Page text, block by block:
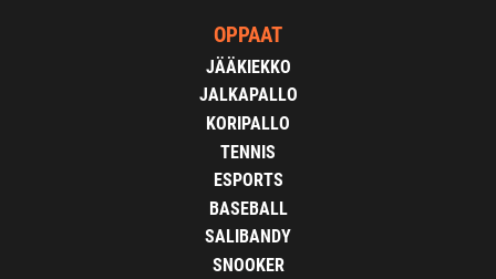
OPPAAT
JÄÄKIEKKO
JALKAPALLO
KORIPALLO
TENNIS
ESPORTS
BASEBALL
SALIBANDY
SNOOKER